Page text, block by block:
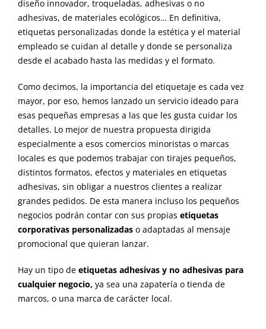
diseño innovador, troqueladas, adhesivas o no
adhesivas, de materiales ecológicos… En definitiva,
etiquetas personalizadas donde la estética y el material
empleado se cuidan al detalle y donde se personaliza
desde el acabado hasta las medidas y el formato.
Como decimos, la importancia del etiquetaje es cada vez
mayor, por eso, hemos lanzado un servicio ideado para
esas pequeñas empresas a las que les gusta cuidar los
detalles. Lo mejor de nuestra propuesta dirigida
especialmente a esos comercios minoristas o marcas
locales es que podemos trabajar con tirajes pequeños,
distintos formatos, efectos y materiales en etiquetas
adhesivas, sin obligar a nuestros clientes a realizar
grandes pedidos. De esta manera incluso los pequeños
negocios podrán contar con sus propias etiquetas
corporativas personalizadas o adaptadas al mensaje
promocional que quieran lanzar.
Hay un tipo de etiquetas adhesivas y no adhesivas para
cualquier negocio, ya sea una zapatería o tienda de
marcos, o una marca de carácter local.